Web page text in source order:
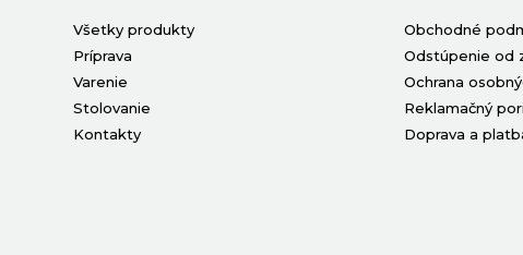
Všetky produkty
Príprava
Varenie
Stolovanie
Kontakty
Obchodné
Odstúpenie od
Ochrana
Reklamačný
Doprava a